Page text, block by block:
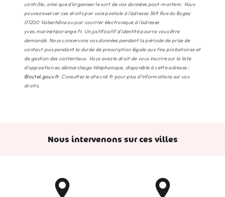
contrôle, ainsi que d’organiser le sort de vos données post-mortem. Vous
pouvez exercer ces droits par voie postale à l'adresse 369 Rue du Bugey
01200 Valserhône ou par courrier électronique à l'adresse
yves.marinet@orange.fr. Un justificatif d'identité pourra vous être
demandé. Nous conservons vos données pendant la période de prise de
contact puis pendant la durée de prescription légale aux fins probatoires et
de gestion des contentieux. Vous avez le droit de vous inscrire sur la liste
d'opposition au démarchage téléphonique, disponible à cette adresse :
Bloctel.gouv.fr. Consultez le site cnil.fr pour plus d’informations sur vos
droits.
Nous intervenons sur ces villes